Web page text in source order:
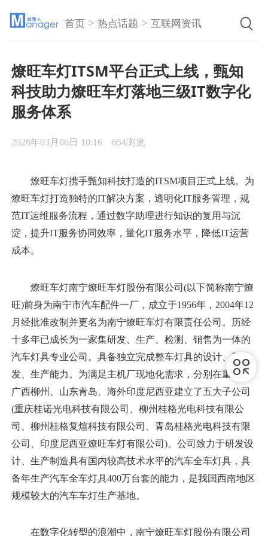
首页 >热点话题 >互联网资讯
燎旺车灯ITSM平台正式上线，甄知
科技助力燎旺车灯落地三级IT数字化
服务体系
2026年03月06日 10:16 654浏览
燎旺车灯携手甄知科技打造的ITSM项目正式上线。为
燎旺车灯打造独特的IT解决方案，透明化IT服务管理，规
范IT运维服务流程，通过数字助理进行知识的复用与沉
淀，提升IT服务协同效率，量化IT服务水平，降低IT运营
成本。
燎旺车灯南宁燎旺车灯股份有限公司(以下简称南宁燎
旺)前身为南宁市汽车配件一厂，成立于1956年，2004年12
月经批准改制并更名为南宁燎旺车灯有限责任公司。历经
十多年已成长为一家集研发、生产、检测、销售为一体的
汽车灯具专业公司。具备独立完成整车灯具的设计、开
发、生产能力。为满足主机厂现地化需求，分别在重庆、
广西柳州、山东青岛、海外印度尼西亚建立了五大子公司
(重庆桂诺光电科技有限公司、柳州桂格光电科技有限公
司、柳州桂格复煊科技有限公司、青岛桂格光电科技有限
公司、印度尼西亚燎旺车灯有限公司)。公司致力于研发设
计、生产制造具有国内较高技术水平的汽车全车灯具，具
备年生产汽车全车灯具400万台套的能力，是我国西南地区
规模较大的汽车车灯生产基地。
在数字化转型的浪潮中，南宁燎旺车灯股份有限公司